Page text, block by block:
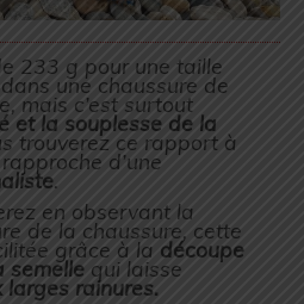
233 g pour une taille
une chaussure de
mais c’est surtout
et la souplesse de la
trouverez ce rapport à
d’une
.
en observant la
de la chaussure, cette
grâce à la découpe
semelle qui laisse
larges rainures.